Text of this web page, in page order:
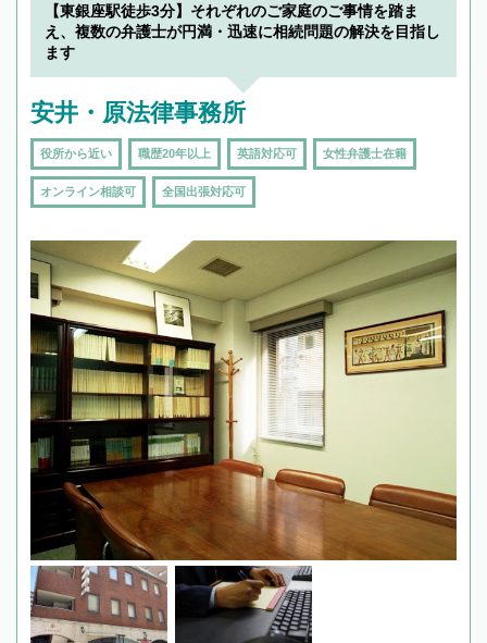
【東銀座駅徒歩3分】それぞれのご家庭のご事情を踏ま
え、複数の弁護士が円満・迅速に相続問題の解決を目指し
ます
安井・原法律事務所
役所から近い 職歴20年以上 英語対応可 女性弁護士在籍
オンライン相談可 全国出張対応可